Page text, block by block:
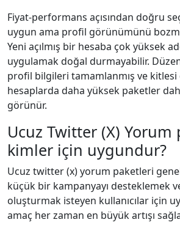
Fiyat-performans açısından doğru
uygun ama profil görünümünü
Yeni açılmış bir hesaba çok yüksek
uygulamak doğal durmayabilir.
profil bilgileri tamamlanmış ve
hesaplarda daha yüksek paketler
görünür.
Ucuz Twitter (X) Yorum
kimler için uygundur?
Ucuz twitter (x) yorum paketleri
küçük bir kampanyayı desteklemek
oluşturmak isteyen kullanıcılar için
amaç her zaman en büyük artışı